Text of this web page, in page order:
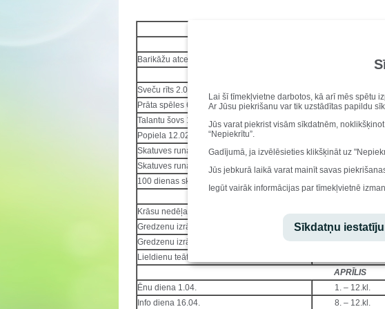
Lai šī tīmekļvietne darbotos, kā arī mēs spētu
Ar Jūsu piekrišanu var tik uzstādītas papildu
Jūs varat piekrist visām sīkdatnēm,
“Nepiekrītu”.
Gadījumā, ja izvēlēsieties klikšķināt uz
Jūs jebkurā laikā varat mainīt savas
Iegūt vairāk informācijas par tīmekļvietnē
Sīkdatņu
Barikāžu atceres diena 20.01.
Sveču rīts 2.02.
Prāta spēles 6.02.
3.kl.
Talantu šovs 12.02.
1. – 3.kl.
Popiela 12.02.
Skatuves runas konkurss 17.02.
1. – 3.kl.
Skatuves runas konkurss 17.02.
4. – 12.kl.
100 dienas skolā 18.02.
Krāsu nedēļa 16.- 20.03.
1.-12.kl.
Gredzenu izrāde 20.03.
12.kl.
Gredzenu izrāde 27.03.
12.kl.
Lieldienu teātra izrāde
APRĪLIS
Ēnu diena 1.04.
1. – 12.kl.
Info diena 16.04.
8. – 12.kl.